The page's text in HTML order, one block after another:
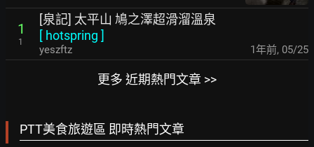
1
1
[泉記] 太平山 鳩之澤超滑溜溫泉
[ hotspring ]
yeszftz 1年前, 05/25
更多 近期熱門文章 >>
PTT美食旅遊區 即時熱門文章